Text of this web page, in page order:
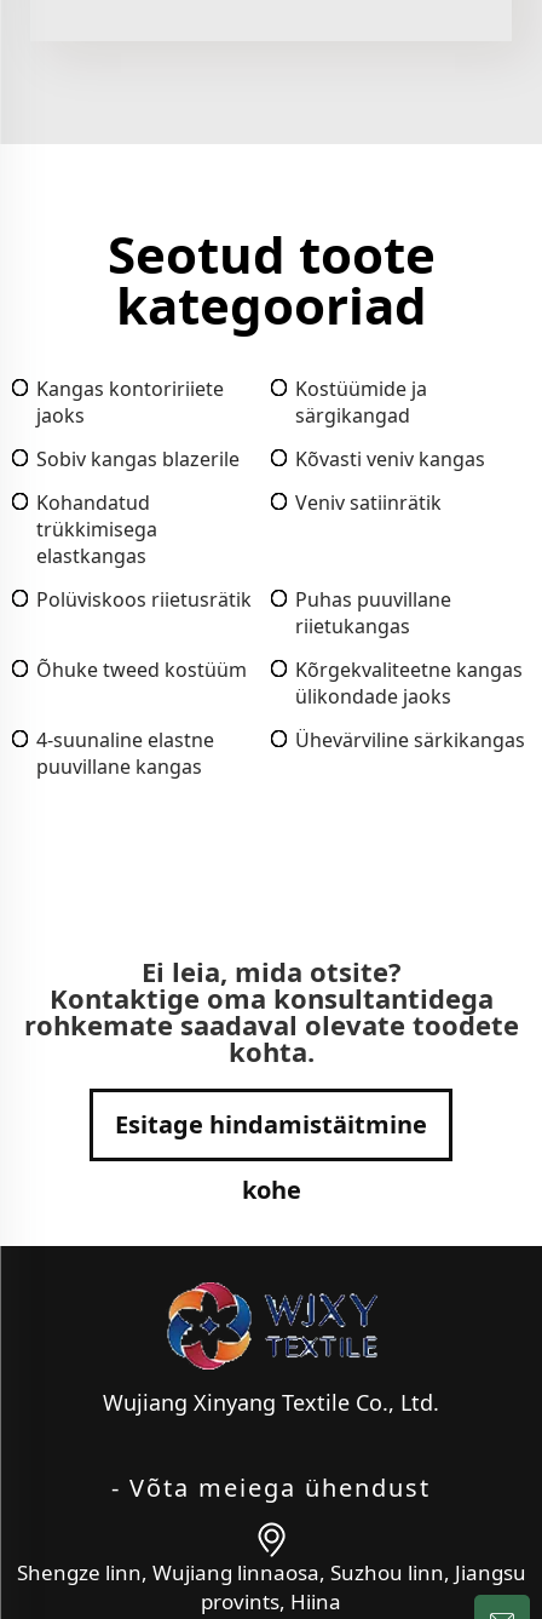
Seotud toote
kategooriad
Kangas kontoririiete
jaoks
Kostüümide ja
särgikangad
Sobiv kangas blazerile
Kõvasti veniv kangas
Kohandatud
trükkimisega
elastkangas
Veniv satiinrätik
Polüviskoos riietusrätik
Puhas puuvillane
riietukangas
Õhuke tweed kostüüm
Kõrgekvaliteetne kangas
ülikondade jaoks
4-suunaline elastne
puuvillane kangas
Ühevärviline särkikangas
Ei leia, mida otsite?
Kontaktige oma konsultantidega
rohkemate saadaval olevate toodete
kohta.
Esitage hindamistäitmine
kohe
Wujiang Xinyang Textile Co., Ltd.
- Võta meiega ühendust
Shengze linn, Wujiang linnaosa, Suzhou linn, Jiangsu
provints, Hiina